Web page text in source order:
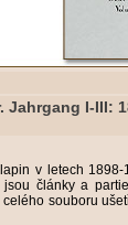
Jahrgang I-III:
v letech
jsou články a
souboru